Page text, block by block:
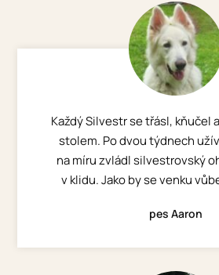
Každý Silvestr se třásl, kňučel
stolem. Po dvou týdnech
na míru zvládl silvestrovský
v klidu. Jako by se venku
pes Aaron